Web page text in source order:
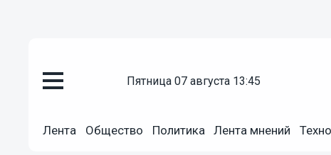
пятница 07 августа 13:45
Лента Общество Политика Лента мнений
Замглавного судебного